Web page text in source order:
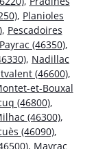
, Planioles
, Pescadoires
Payrac (46350),
, Nadillac
(46600),
et-Bouxal
(46800),
(46300),
(46090),
, Mayrac